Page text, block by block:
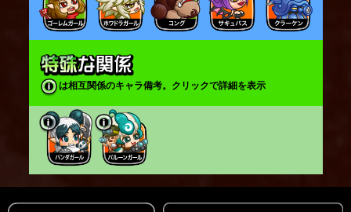
は相互関係のキャラ備考。クリックで詳細を表示